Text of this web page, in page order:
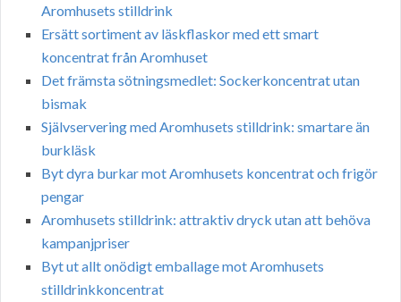
Aromhusets stilldrink
Ersätt sortiment av läskflaskor med ett smart
koncentrat från Aromhuset
Det främsta sötningsmedlet: Sockerkoncentrat utan
bismak
Självservering med Aromhusets stilldrink: smartare än
burkläsk
Byt dyra burkar mot Aromhusets koncentrat och frigör
pengar
Aromhusets stilldrink: attraktiv dryck utan att behöva
kampanjpriser
Byt ut allt onödigt emballage mot Aromhusets
stilldrinkkoncentrat